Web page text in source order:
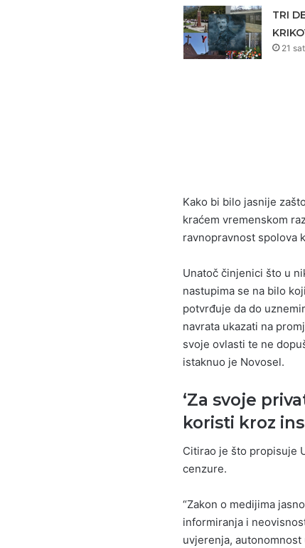
TRI
21
Kako bi bilo jasnije
kraćem vremenskom
ravnopravnost spolova
Unatoč činjenici što u
nastupima se na bilo
potvrđuje da do
navrata ukazati na
svoje ovlasti te ne
istaknuo je Novosel.
‘Za svoje
koristi kroz
Citirao je što propisuje
cenzure.
“Zakon o medijima
informiranja i
uvjerenja,